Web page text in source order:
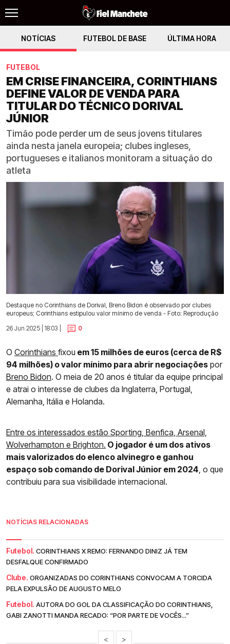
NOTÍCIAS FUTEBOL DE BASE ÚLTIMA HORA
FUTEBOL
EM CRISE FINANCEIRA, CORINTHIANS
DEFINE VALOR DE VENDA PARA
TITULAR DO TÉCNICO DORIVAL
JÚNIOR
Timão pode perder um de seus jovens titulares
ainda nesta janela europeia; clubes ingleses,
portugueses e italianos monitoram a situação do
atleta
Destaque no Corinthians de Dorival, Breno Bidon é observado por clubes
europeus; Corinthians estipulou valor mínimo de venda - Foto: Reprodução
26 Jun 2025 | 18:03 |
0
O Corinthians fixou em 15 milhões de euros (cerca de R$
94 milhões) o valor mínimo para abrir negociações por
Breno Bidon. O meia de 20 anos é titular da equipe principal
e atrai o interesse de clubes da Inglaterra, Portugal,
Alemanha, Itália e Holanda.
Entre os interessados estão Sporting, Benfica, Arsenal,
Wolverhampton e Brighton. O jogador é um dos ativos
mais valorizados do elenco alvinegro e ganhou
espaço sob comando de Dorival Júnior em 2024 , o que
contribuiu para sua visibilidade internacional.
NOTÍCIAS RELACIONADAS
Futebol. CORINTHIANS X REMO: FERNANDO DINIZ JÁ TEM
DESFALQUE CONFIRMADO
Clube. ORGANIZADAS DO CORINTHIANS CONVOCAM A TORCIDA
PELA EXPULSÃO DE AUGUSTO MELO
Futebol. AUTORA DO GOL DA CLASSIFICAÇÃO DO CORINTHIANS,
GABI ZANOTTI MANDA RECADO: “POR PARTE DE VOCÊS...”
< >